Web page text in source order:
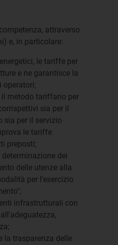
attraverso
e, in particolare:
le tariffe per
e ne garantisce la
operatori;
il metodo tariffario per
sia per il
sia per il servizio
le tariffe
preposti;
dei
delle utenze alla
per l'esercizio
infrastrutturali con
la trasparenza delle